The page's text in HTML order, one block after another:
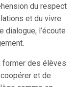
du respect
et du vivre
dialogue, l’écoute
former des élèves
et de